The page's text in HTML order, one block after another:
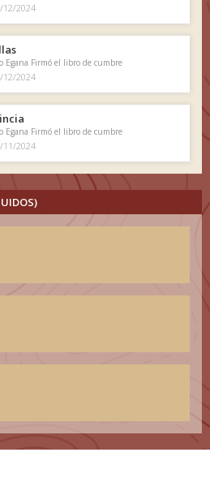
12/2024
Egana Firmó el libro de cumbre
12/2024
Egana Firmó el libro de cumbre
11/2024